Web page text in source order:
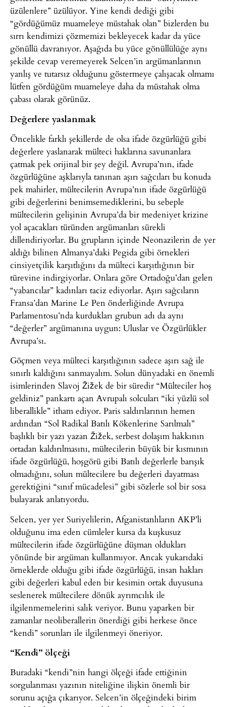
üzülenlere” üzülüyor. Yine kendi dediği gibi
“gördüğümüz muameleye müstahak olan” bizlerden bu
sırrı kendimizi çözmemizi bekleyecek kadar da yüce
gönüllü davranıyor. Aşağıda bu yüce gönüllülüğe aynı
şekilde cevap veremeyerek Selcen’in argümanlarının
yanlış ve tutarsız olduğunu göstermeye çalışacak olmamı
lütfen gördüğüm muameleye daha da müstahak olma
çabası olarak görünüz.
Değerlere yaslanmak
Öncelikle farklı şekillerde de olsa ifade özgürlüğü gibi
değerlere yaslanarak mülteci haklarına savunanlara
çatmak pek orijinal bir şey değil. Avrupa’nın, ifade
özgürlüğüne aşklarıyla tanınan aşırı sağcıları bu konuda
pek mahirler, mültecilerin Avrupa’nın ifade özgürlüğü
gibi değerlerini benimsemediklerini, bu sebeple
mültecilerin gelişinin Avrupa’da bir medeniyet krizine
yol açacakları türünden argümanları sürekli
dillendiriyorlar. Bu grupların içinde Neonazilerin de yer
aldığı bilinen Almanya’daki Pegida gibi örnekleri
cinsiyetçilik karşıtlığını da mülteci karşıtlığının bir
türevine indirgiyorlar. Onlara göre Ortadoğu’dan gelen
“yabancılar” kadınları taciz ediyorlar. Aşırı sağcıların
Fransa’dan Marine Le Pen önderliğinde Avrupa
Parlamentosu’nda kurdukları grubun adı da aynı
“değerler” argümanına uygun: Uluslar ve Özgürlükler
Avrupa’sı.
Göçmen veya mülteci karşıtlığının sadece aşırı sağ ile
sınırlı kaldığını sanmayalım. Solun dünyadaki en önemli
isimlerinden Slavoj Žižek de bir süredir “Mülteciler hoş
geldiniz” pankartı açan Avrupalı solcuları “iki yüzlü sol
liberallikle” itham ediyor. Paris saldırılarının hemen
ardından “Sol Radikal Batılı Kökenlerine Sarılmalı”
başlıklı bir yazı yazan Žižek, serbest dolaşım hakkının
ortadan kaldırılmasını, mültecilerin büyük bir kısmının
ifade özgürlüğü, hoşgörü gibi Batılı değerlerle barışık
olmadığını, solun mültecilere bu değerleri dayatması
gerektiğini “sınıf mücadelesi” gibi sözlerle sol bir sosa
bulayarak anlatıyordu.
Selcen, yer yer Suriyelilerin, Afganistanlıların AKP’li
olduğunu ima eden cümleler kursa da kuşkusuz
mültecilerin ifade özgürlüğüne düşman oldukları
yönünde bir argüman kullanmıyor. Ancak yukarıdaki
örneklerde olduğu gibi ifade özgürlüğü, insan hakları
gibi değerleri kabul eden bir kesimin ortak duyusuna
seslenerek mültecilere dönük ayrımcılık ile
ilgilenmemelerini salık veriyor. Bunu yaparken bir
zamanlar neoliberallerin önerdiği gibi herkese önce
“kendi” sorunları ile ilgilenmeyi öneriyor.
“Kendi” ölçeği
Buradaki “kendi”nin hangi ölçeği ifade ettiğinin
sorgulanması yazının niteliğine ilişkin önemli bir
sorunu açığa çıkarıyor. Selcen’in ölçeğindeki birim